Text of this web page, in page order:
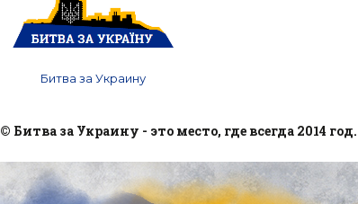
Битва за Украину
© Битва за Украину - это место, где всегда 2014 год.